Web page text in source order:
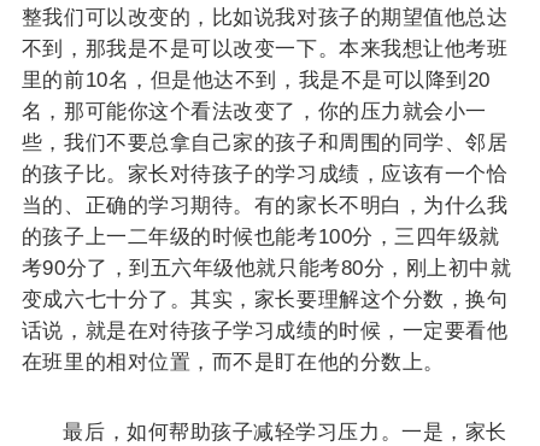
整我们可以改变的，比如说我对孩子的期望值他总达
不到，那我是不是可以改变一下。本来我想让他考班
里的前10名，但是他达不到，我是不是可以降到20
名，那可能你这个看法改变了，你的压力就会小一
些，我们不要总拿自己家的孩子和周围的同学、邻居
的孩子比。家长对待孩子的学习成绩，应该有一个恰
当的、正确的学习期待。有的家长不明白，为什么我
的孩子上一二年级的时候也能考100分，三四年级就
考90分了，到五六年级他就只能考80分，刚上初中就
变成六七十分了。其实，家长要理解这个分数，换句
话说，就是在对待孩子学习成绩的时候，一定要看他
在班里的相对位置，而不是盯在他的分数上。
最后，如何帮助孩子减轻学习压力。一是，家长